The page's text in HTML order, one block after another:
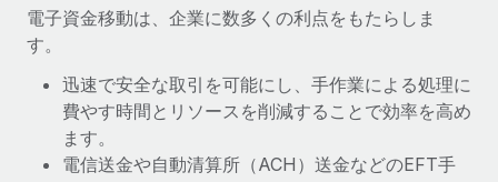
電子資金移動は、企業に数多くの利点をもたらしま
す。
迅速で安全な取引を可能にし、手作業による処理に
費やす時間とリソースを削減することで効率を高め
ます。
電信送金や自動清算所（ACH）送金などのEFT手